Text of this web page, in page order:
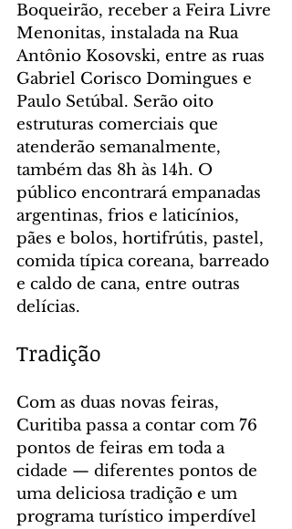
Boqueirão, receber a Feira Livre
Menonitas, instalada na Rua
Antônio Kosovski, entre as ruas
Gabriel Corisco Domingues e
Paulo Setúbal. Serão oito
estruturas comerciais que
atenderão semanalmente,
também das 8h às 14h. O
público encontrará empanadas
argentinas, frios e laticínios,
pães e bolos, hortifrútis, pastel,
comida típica coreana, barreado
e caldo de cana, entre outras
delícias.
Tradição
Com as duas novas feiras,
Curitiba passa a contar com 76
pontos de feiras em toda a
cidade — diferentes pontos de
uma deliciosa tradição e um
programa turístico imperdível